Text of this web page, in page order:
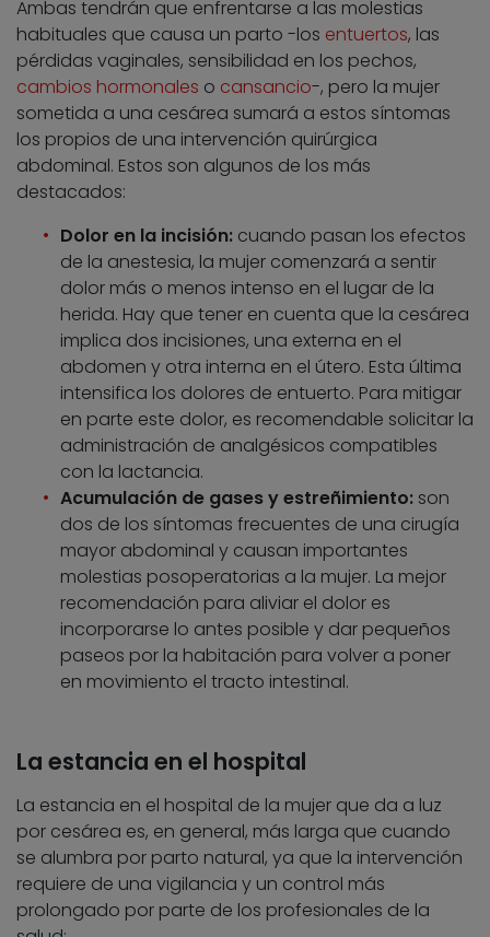
Ambas tendrán que enfrentarse a las molestias
habituales que causa un parto -los entuertos, las
pérdidas vaginales, sensibilidad en los pechos,
cambios hormonales o cansancio-, pero la mujer
sometida a una cesárea sumará a estos síntomas
los propios de una intervención quirúrgica
abdominal. Estos son algunos de los más
destacados:
Dolor en la incisión: cuando pasan los efectos
de la anestesia, la mujer comenzará a sentir
dolor más o menos intenso en el lugar de la
herida. Hay que tener en cuenta que la cesárea
implica dos incisiones, una externa en el
abdomen y otra interna en el útero. Esta última
intensifica los dolores de entuerto. Para mitigar
en parte este dolor, es recomendable solicitar la
administración de analgésicos compatibles
con la lactancia.
Acumulación de gases y estreñimiento: son
dos de los síntomas frecuentes de una cirugía
mayor abdominal y causan importantes
molestias posoperatorias a la mujer. La mejor
recomendación para aliviar el dolor es
incorporarse lo antes posible y dar pequeños
paseos por la habitación para volver a poner
en movimiento el tracto intestinal.
La estancia en el hospital
La estancia en el hospital de la mujer que da a luz
por cesárea es, en general, más larga que cuando
se alumbra por parto natural, ya que la intervención
requiere de una vigilancia y un control más
prolongado por parte de los profesionales de la